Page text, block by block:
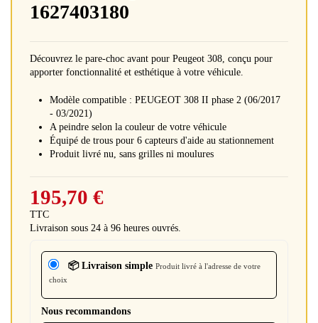
1627403180
Découvrez le pare-choc avant pour Peugeot 308, conçu pour
apporter fonctionnalité et esthétique à votre véhicule.
Modèle compatible : PEUGEOT 308 II phase 2 (06/2017
- 03/2021)
A peindre selon la couleur de votre véhicule
Équipé de trous pour 6 capteurs d'aide au stationnement
Produit livré nu, sans grilles ni moulures
195,70 €
TTC
Livraison sous 24 à 96 heures ouvrés.
📦 Livraison simple Produit livré à l'adresse de votre
choix
Nous recommandons